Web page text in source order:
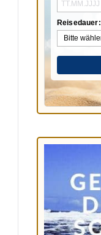
Reisedauer: